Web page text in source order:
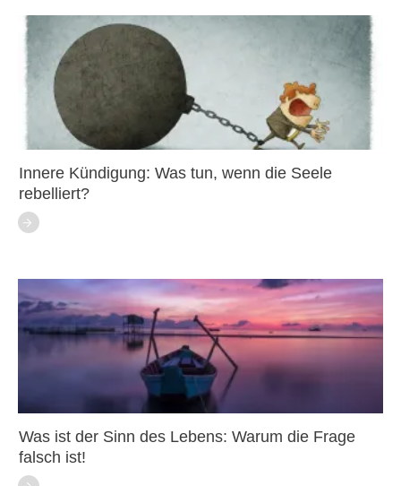
Innere Kündigung: Was tun, wenn die Seele
rebelliert?
Was ist der Sinn des Lebens: Warum die Frage
falsch ist!